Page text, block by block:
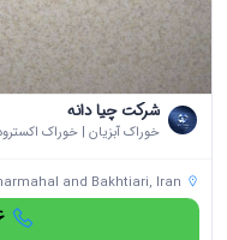
شرکت چیا دانه
خوراک آبزیان | خوراک
and Bakhtiari, Iran